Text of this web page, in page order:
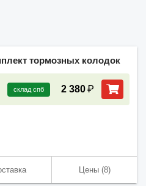
тормозных колодок
склад спб 2 380₽
Цены(8)